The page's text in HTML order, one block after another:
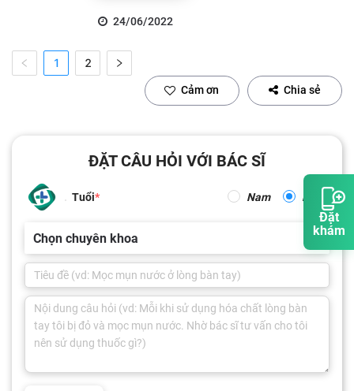
Đặt
khám
24/06/2022
1 2
Cảm ơn Chia sẻ
ĐẶT CÂU HỎI VỚI BÁC SĨ
Tuổi Nam Nữ
Chọn chuyên khoa